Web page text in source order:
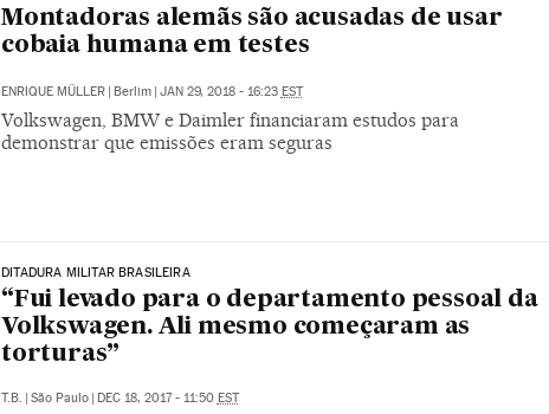
Montadoras alemãs são acusadas de usar
cobaia humana em testes
ENRIQUE MÜLLER | Berlim | JAN 29, 2018 - 16:23 EST
Volkswagen, BMW e Daimler financiaram estudos para
demonstrar que emissões eram seguras
DITADURA MILITAR BRASILEIRA
“Fui levado para o departamento pessoal da
Volkswagen. Ali mesmo começaram as
torturas”
T.B. São Paulo DEC 18, 2017 - 11:50 EST